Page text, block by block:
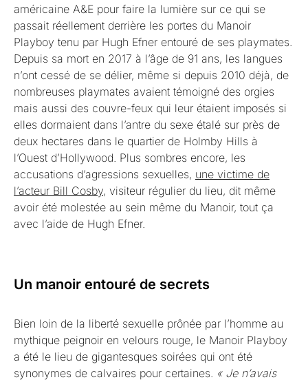
américaine A&E pour faire la lumière sur ce qui se
passait réellement derrière les portes du Manoir
Playboy tenu par Hugh Efner entouré de ses playmates.
Depuis sa mort en 2017 à l’âge de 91 ans, les langues
n’ont cessé de se délier, même si depuis 2010 déjà, de
nombreuses playmates avaient témoigné des orgies
mais aussi des couvre-feux qui leur étaient imposés si
elles dormaient dans l’antre du sexe étalé sur près de
deux hectares dans le quartier de Holmby Hills à
l’Ouest d’Hollywood. Plus sombres encore, les
accusations d’agressions sexuelles, une victime de
l’acteur Bill Cosby, visiteur régulier du lieu, dit même
avoir été molestée au sein même du Manoir, tout ça
avec l’aide de Hugh Efner.
Un manoir entouré de secrets
Bien loin de la liberté sexuelle prônée par l’homme au
mythique peignoir en velours rouge, le Manoir Playboy
a été le lieu de gigantesques soirées qui ont été
synonymes de calvaires pour certaines. « Je n’avais